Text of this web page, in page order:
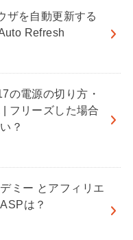
ザを自動更新する
Refresh
の電源の切り方・
フリーズした場合
？
ミー とアフィリエ
は？